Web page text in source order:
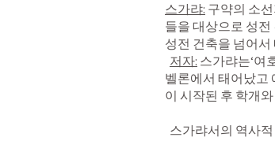
스가랴: 구약의 소
들을 대상으로 성
성전 건축을 넘어
저자: 스가랴는‘여
벨론에서 태어났고
이 시작된 후 학개